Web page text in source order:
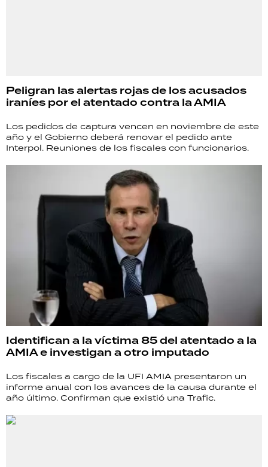
Peligran las alertas rojas de los acusados
iraníes por el atentado contra la AMIA
Los pedidos de captura vencen en noviembre de este
año y el Gobierno deberá renovar el pedido ante
Interpol. Reuniones de los fiscales con funcionarios.
Identifican a la víctima 85 del atentado a la
AMIA e investigan a otro imputado
Los fiscales a cargo de la UFI AMIA presentaron un
informe anual con los avances de la causa durante el
año último. Confirman que existió una Trafic.